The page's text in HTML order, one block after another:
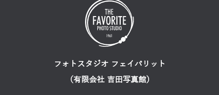
フォトスタジオ フェイバリット
（有限会社 吉田写真館）